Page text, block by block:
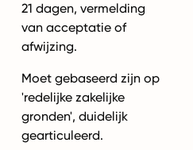
21 dagen, vermelding
van acceptatie of
afwijzing.
Moet gebaseerd zijn op
'redelijke zakelijke
gronden', duidelijk
gearticuleerd.